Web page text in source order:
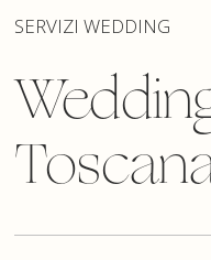
SERVIZI WEDDING